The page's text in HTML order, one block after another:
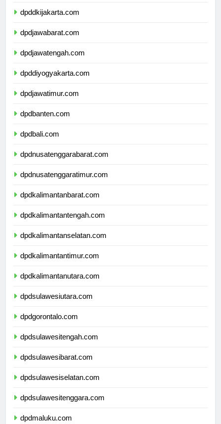
dpddkijakarta.com
dpdjawabarat.com
dpdjawatengah.com
dpddiyogyakarta.com
dpdjawatimur.com
dpdbanten.com
dpdbali.com
dpdnusatenggarabarat.com
dpdnusatenggaratimur.com
dpdkalimantanbarat.com
dpdkalimantantengah.com
dpdkalimantanselatan.com
dpdkalimantantimur.com
dpdkalimantanutara.com
dpdsulawesiutara.com
dpdgorontalo.com
dpdsulawesitengah.com
dpdsulawesibarat.com
dpdsulawesiselatan.com
dpdsulawesitenggara.com
dpdmaluku.com